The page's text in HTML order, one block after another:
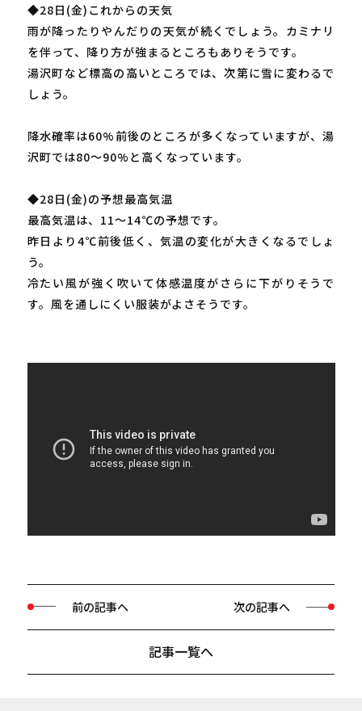
◆28日(金)これからの天気
雨が降ったりやんだりの天気が続くでしょう。カミナリ
を伴って、降り方が強まるところもありそうです。
湯沢町など標高の高いところでは、次第に雪に変わるで
しょう。
降水確率は60%前後のところが多くなっていますが、湯
沢町では80～90%と高くなっています。
◆28日(金)の予想最高気温
最高気温は、11～14℃の予想です。
昨日より4℃前後低く、気温の変化が大きくなるでしょ
う。
冷たい風が強く吹いて体感温度がさらに下がりそうで
す。風を通しにくい服装がよさそうです。
前の記事へ
記事一覧へ
次の記事へ